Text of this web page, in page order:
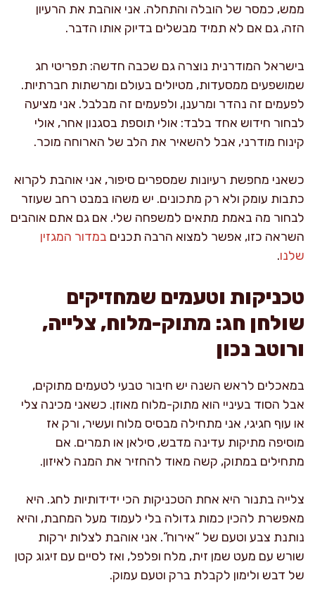
ממש, כמסר של הובלה והתחלה. אני אוהבת את הרעיון
הזה, גם אם לא תמיד מבשלים בדיוק אותו הדבר.
בישראל המודרנית נוצרה גם שכבה חדשה: תפריטי חג
שמושפעים ממסעדות, מטיולים בעולם ומרשתות חברתיות.
לפעמים זה נהדר ומרענן, ולפעמים זה מבלבל. אני מציעה
לבחור חידוש אחד בלבד: אולי תוספת בסגנון אחר, אולי
קינוח מודרני, אבל להשאיר את הלב של הארוחה מוכר.
כשאני מחפשת רעיונות שמספרים סיפור, אני אוהבת לקרוא
כתבות עומק ולא רק מתכונים. יש משהו במבט רחב שעוזר
לבחור מה באמת מתאים למשפחה שלי. אם גם אתם אוהבים
השראה כזו, אפשר למצוא הרבה תכנים במדור המגזין
שלנו.
טכניקות וטעמים שמחזיקים
שולחן חג: מתוק-מלוח, צלייה,
ורוטב נכון
במאכלים לראש השנה יש חיבור טבעי לטעמים מתוקים,
אבל הסוד בעיניי הוא מתוק-מלוח מאוזן. כשאני מכינה צלי
או עוף חגיגי, אני מתחילה מבסיס מלוח ועשיר, ורק אז
מוסיפה מתיקות עדינה מדבש, סילאן או תמרים. אם
מתחילים במתוק, קשה מאוד להחזיר את המנה לאיזון.
צלייה בתנור היא אחת הטכניקות הכי ידידותיות לחג. היא
מאפשרת להכין כמות גדולה בלי לעמוד מעל המחבת, והיא
נותנת צבע וטעם של “אירוח”. אני אוהבת לצלות ירקות
שורש עם מעט שמן זית, מלח ופלפל, ואז לסיים עם זיגוג קטן
של דבש ולימון לקבלת ברק וטעם עמוק.